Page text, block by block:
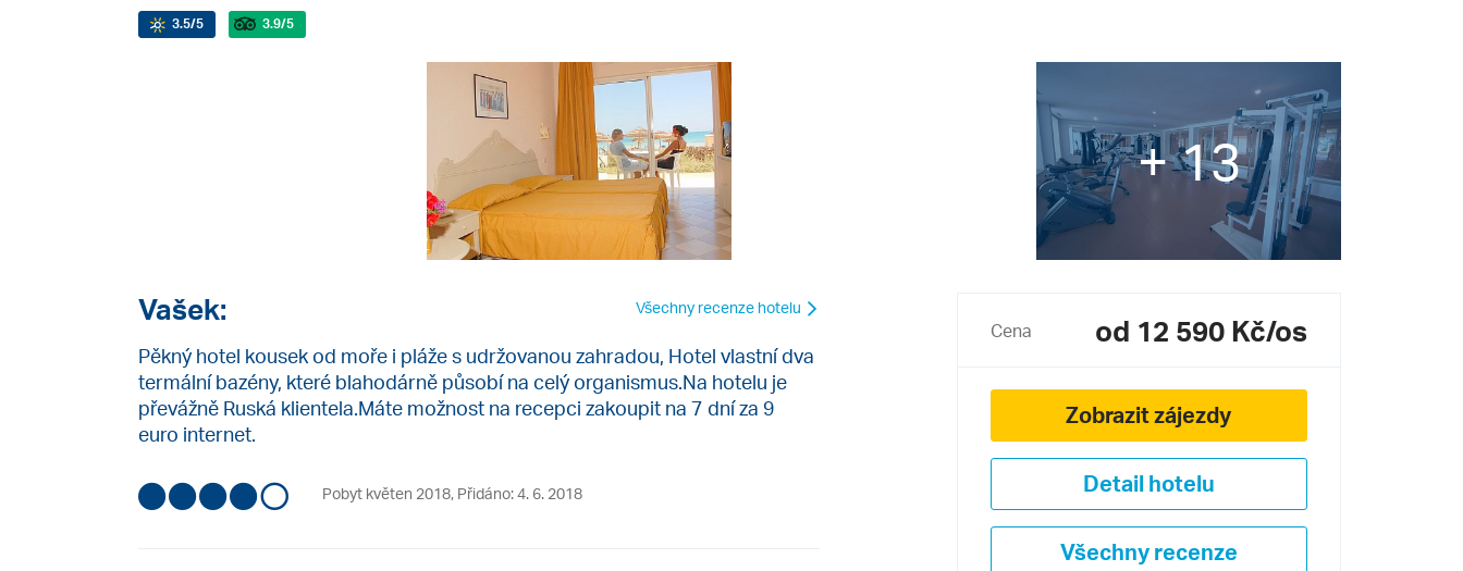
3.5/5 3.9/5
+ 13
Cena od 12 590 Kč/os
Zobrazit zájezdy
Detail hotelu
Všechny recenze
Všechny recenze hotelu
Vašek:
Pěkný hotel kousek od moře i pláže s udržovanou zahradou, Hotel vlastní dva
termální bazény, které blahodárně působí na celý organismus.Na hotelu je
převážně Ruská klientela.Máte možnost na recepci zakoupit na 7 dní za 9
euro internet.
Pobyt květen 2018, Přidáno: 4. 6. 2018